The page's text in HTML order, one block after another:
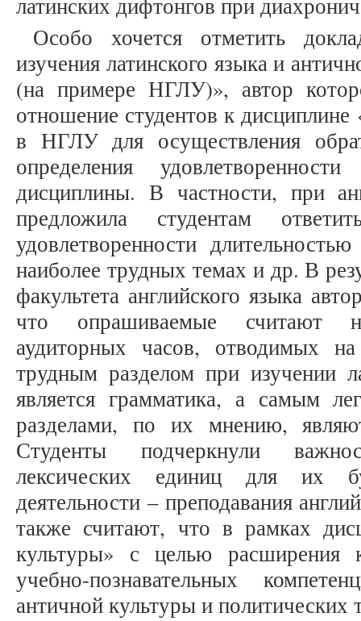
латинских дифтонгов при
Особо хочется отметить
изучения латинского языка и
(на примере НГЛУ)», автор
отношение студентов к
в НГЛУ для осуществления
определения
дисциплины. В частности, при
предложила студентам
удовлетворенности
наиболее трудных темах и др. В
факультета английского языка
что опрашиваемые считают
аудиторных часов, отводимых
трудным разделом при изучении
является грамматика, а самым
разделами, по их мнению,
Студенты подчеркнули
лексических единиц для их
деятельности – преподавания
также считают, что в рамках
культуры» с целью расширения
учебно-познавательных
античной культуры и политических